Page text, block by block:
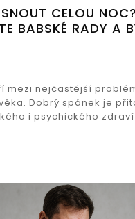
CELOU NOC?
BABSKÉ RADY A
mezi nejčastější
Dobrý spánek je
i psychického